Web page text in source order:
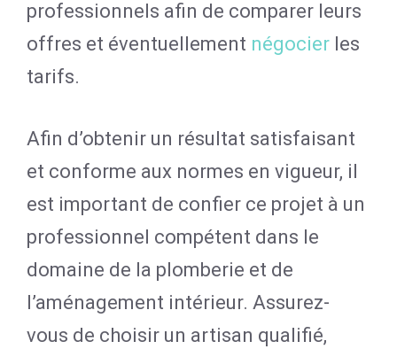
professionnels afin de comparer leurs
offres et éventuellement négocier les
tarifs.
Afin d’obtenir un résultat satisfaisant
et conforme aux normes en vigueur, il
est important de confier ce projet à un
professionnel compétent dans le
domaine de la plomberie et de
l’aménagement intérieur. Assurez-
vous de choisir un artisan qualifié,